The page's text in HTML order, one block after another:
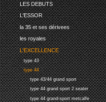
LES DEBUTS
L'ESSOR
la 35 et ses dérivees
les royales
L'EXCELLENCE
type 43
type 44
type 43/44 grand sport
type 44 grand sport 2 seater
type 44 grand-sport metcalfe